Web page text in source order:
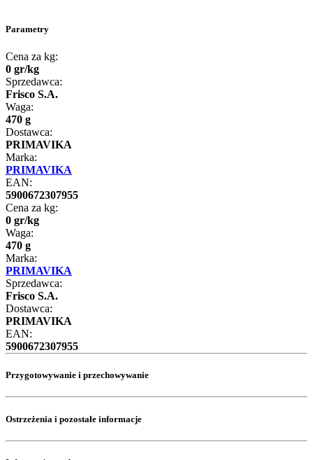
Parametry
Cena za kg:
0 gr/kg
Sprzedawca:
Frisco S.A.
Waga:
470 g
Dostawca:
PRIMAVIKA
Marka:
PRIMAVIKA
EAN:
5900672307955
Cena za kg:
0 gr/kg
Waga:
470 g
Marka:
PRIMAVIKA
Sprzedawca:
Frisco S.A.
Dostawca:
PRIMAVIKA
EAN:
5900672307955
Przygotowywanie i przechowywanie
Ostrzeżenia i pozostałe informacje